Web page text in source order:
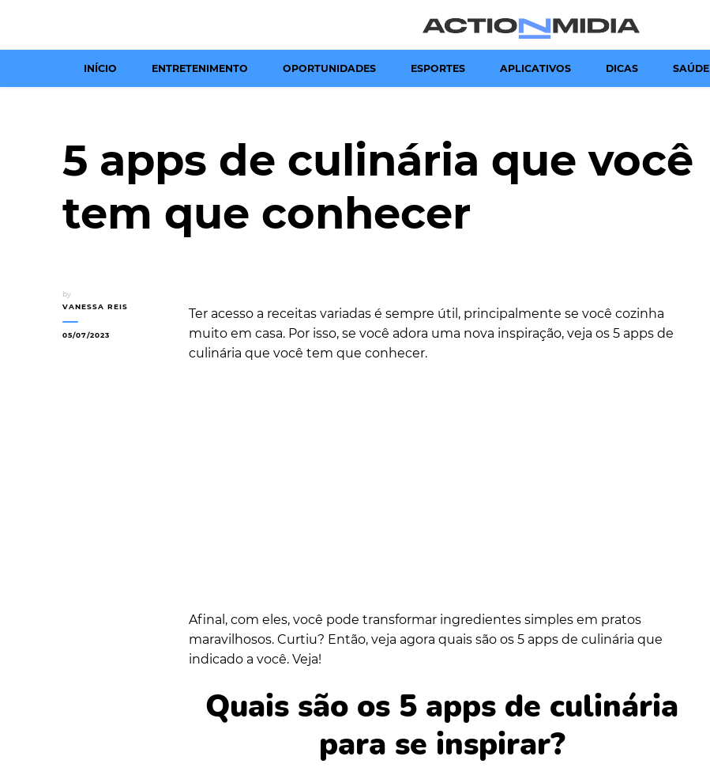
Action Midia
Canal de Informação e Entretenimento
INÍCIO
ENTRETENIMENTO OPORTUNIDADES ESPORTES APLICATIVOS DICAS SAÚDE
5 apps de culinária que você
tem que conhecer
by
VANESSA REIS
05/07/2023
Ter acesso a receitas variadas é sempre útil, principalmente se você cozinha
muito em casa. Por isso, se você adora uma nova inspiração, veja os 5 apps de
culinária que você tem que conhecer.
Afinal, com eles, você pode transformar ingredientes simples em pratos
maravilhosos. Curtiu? Então, veja agora quais são os 5 apps de culinária que
indicado a você. Veja!
Quais são os 5 apps de culinária
para se inspirar?